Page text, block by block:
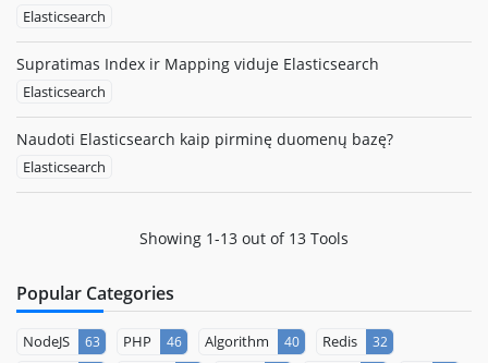
Elasticsearch
Supratimas Index ir Mapping viduje Elasticsearch
Elasticsearch
Naudoti Elasticsearch kaip pirminę duomenų bazę?
Elasticsearch
Showing 1-13 out of 13 Tools
Popular Categories
NodeJS 63 PHP 46 Algorithm 40 Redis 32